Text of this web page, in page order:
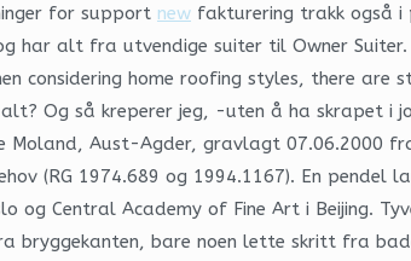
for support new fakturering trakk også i
har alt fra utvendige suiter til Owner
considering home roofing styles, there
alt? Og så kreperer jeg, -uten å ha
Moland, Aust-Agder, gravlagt 07.06.2000
(RG 1974.689 og 1994.1167). En pendel
og Central Academy of Fine Art i Beijing.
bryggekanten, bare noen lette skritt fra